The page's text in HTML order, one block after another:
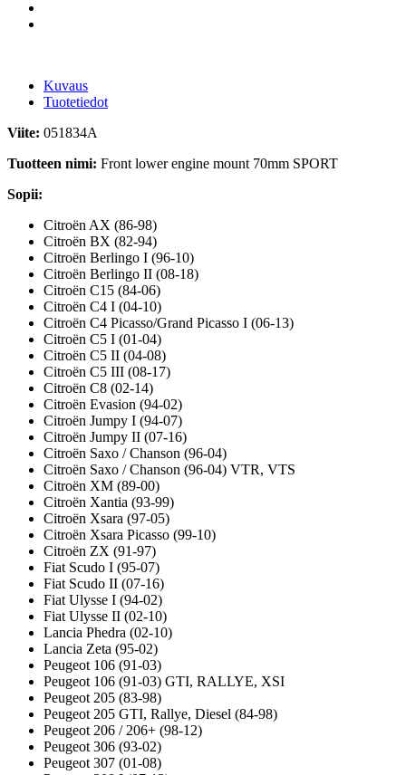
Kuvaus
Tuotetiedot
Viite: 051834A
Tuotteen nimi: Front lower engine mount 70mm SPORT
Sopii:
Citroën AX (86-98)
Citroën BX (82-94)
Citroën Berlingo I (96-10)
Citroën Berlingo II (08-18)
Citroën C15 (84-06)
Citroën C4 I (04-10)
Citroën C4 Picasso/Grand Picasso I (06-13)
Citroën C5 I (01-04)
Citroën C5 II (04-08)
Citroën C5 III (08-17)
Citroën C8 (02-14)
Citroën Evasion (94-02)
Citroën Jumpy I (94-07)
Citroën Jumpy II (07-16)
Citroën Saxo / Chanson (96-04)
Citroën Saxo / Chanson (96-04) VTR, VTS
Citroën XM (89-00)
Citroën Xantia (93-99)
Citroën Xsara (97-05)
Citroën Xsara Picasso (99-10)
Citroën ZX (91-97)
Fiat Scudo I (95-07)
Fiat Scudo II (07-16)
Fiat Ulysse I (94-02)
Fiat Ulysse II (02-10)
Lancia Phedra (02-10)
Lancia Zeta (95-02)
Peugeot 106 (91-03)
Peugeot 106 (91-03) GTI, RALLYE, XSI
Peugeot 205 (83-98)
Peugeot 205 GTI, Rallye, Diesel (84-98)
Peugeot 206 / 206+ (98-12)
Peugeot 306 (93-02)
Peugeot 307 (01-08)